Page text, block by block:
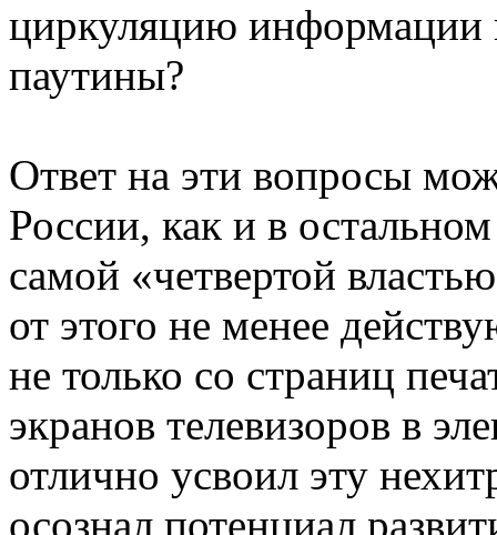
циркуляцию информации
паутины?
Ответ на эти вопросы
России, как и в
самой «четвертой
от этого не менее
не только со страниц
экранов телевизоров в
отлично усвоил эту
осознал потенциал